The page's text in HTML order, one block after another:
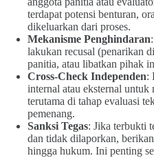
terdapat potensi benturan,
dikeluarkan dari proses.
Mekanisme Penghindaran
lakukan recusal (penarikan
panitia, atau libatkan pihak
Cross-Check Independen:
internal atau eksternal untuk
terutama di tahap evaluasi
pemenang.
Sanksi Tegas: Jika terbukti
dan tidak dilaporkan,
hingga hukum. Ini penting